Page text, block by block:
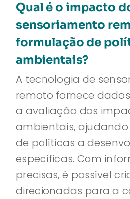
Qual é o impacto
sensoriamento
formulação de
ambientais?
A tecnologia de
remoto fornece
a avaliação dos
ambientais,
de políticas a
específicas. Com
precisas, é possível
direcionadas para a